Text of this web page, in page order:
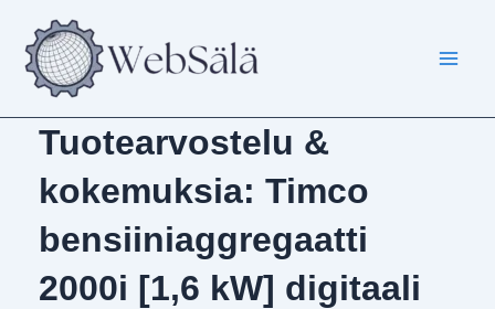
sisältöön
Tuotearvostelu &
kokemuksia: Timco
bensiiniaggregaatti
2000i [1,6 kW] digitaali